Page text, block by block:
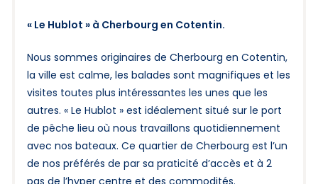
« Le Hublot » à Cherbourg en Cotentin.
Nous sommes originaires de Cherbourg en Cotentin,
la ville est calme, les balades sont magnifiques et les
visites toutes plus intéressantes les unes que les
autres. « Le Hublot » est idéalement situé sur le port
de pêche lieu où nous travaillons quotidiennement
avec nos bateaux. Ce quartier de Cherbourg est l’un
de nos préférés de par sa praticité d’accès et à 2
pas de l’hyper centre et des commodités.